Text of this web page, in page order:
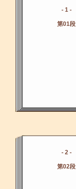
- 1 -
第01段
- 2 -
第02段